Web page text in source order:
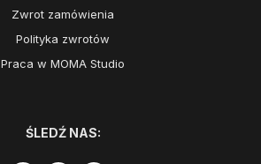
Zwrot zamówienia
Polityka zwrotów
Praca w MOMA Studio
ŚLEDŹ NAS: